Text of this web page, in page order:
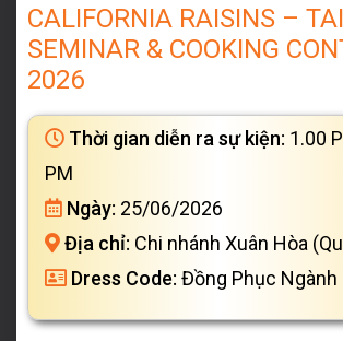
CALIFORNIA RAISINS –
SEMINAR & COOKING
2026
Thời gian diễn ra sự kiện: 1.00
PM
Ngày: 25/06/2026
Địa chỉ: Chi nhánh Xuân Hòa
Dress Code: Đồng Phục Ngành